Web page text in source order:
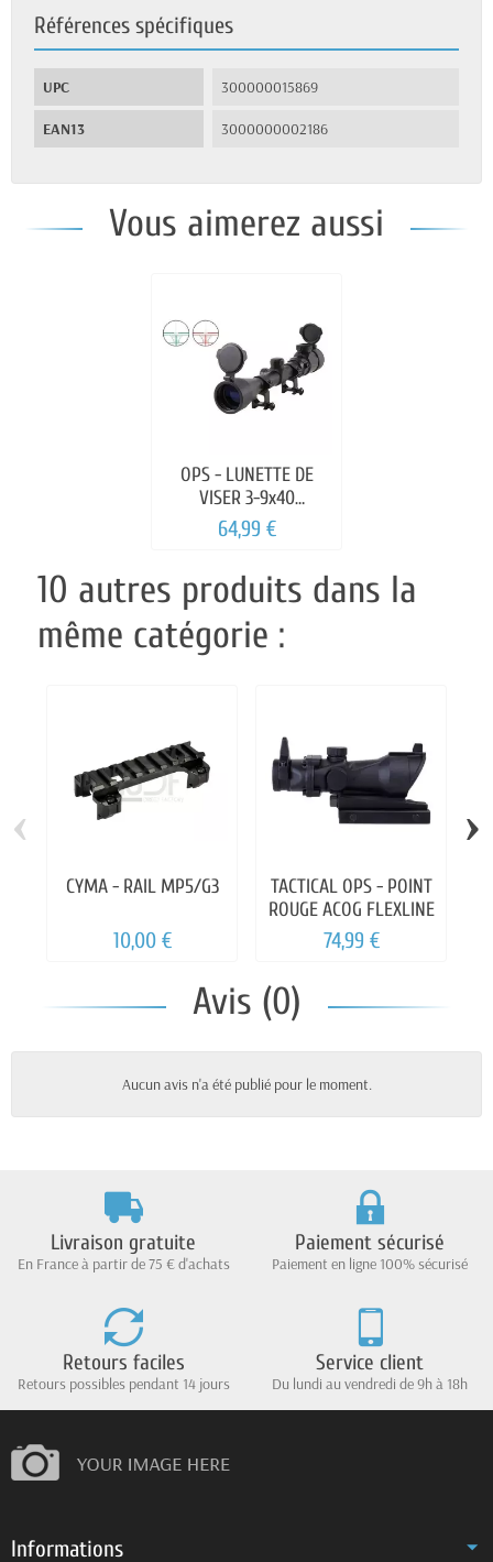
Références spécifiques
UPC 300000015869
EAN13 3000000002186
Vous aimerez aussi
OPS - LUNETTE DE
VISER 3-9x40
ROUGE/VERT
RETROECLAIRE
64,99 €
10 autres produits dans la
même catégorie :
CYMA - RAIL MP5/G3
10,00 €
TACTICAL OPS - POINT
ROUGE ACOG FLEXLINE
74,99 €
‹ ›
Avis (0)
Aucun avis n'a été publié pour le moment.
Livraison gratuite
En France à partir de 75 € d'achats
Paiement sécurisé
Paiement en ligne 100% sécurisé
Retours faciles
Retours possibles pendant 14 jours
Service client
Du lundi au vendredi de 9h à 18h
Informations